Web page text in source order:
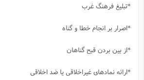
*تبلیغ فرهنگ غرب
*اصرار بر انجام خطا و گناه
*از بین بردن قبح گناهان
*ارائه نمادهای غیراخلاقی یا ضد اخلاقی